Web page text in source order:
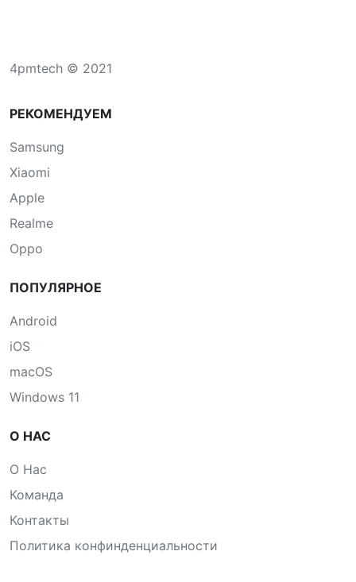
4pmtech © 2021
РЕКОМЕНДУЕМ
Samsung
Xiaomi
Apple
Realme
Oppo
ПОПУЛЯРНОЕ
Android
iOS
macOS
Windows 11
О НАС
О Нас
Команда
Контакты
Политика конфинденциальности